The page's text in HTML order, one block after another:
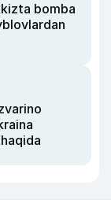
bomba